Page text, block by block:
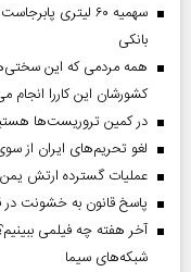
سهمیه ۶۰ لیتری
بانکی
همه مردمی که این
کشورشان این کاررا انجام
در کمین تروریست‌ها
لغو تحریم‌های ایران از
عملیات گسترده ارتش
پاسخ قانون به خشونت در
آخر هفته چه فیلمی
شبکه‌های سیما